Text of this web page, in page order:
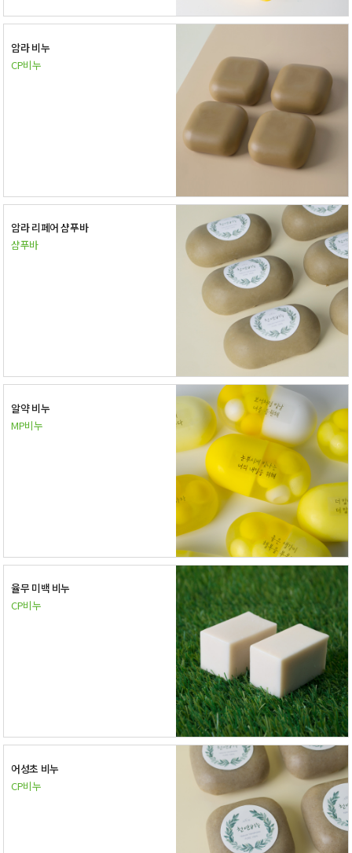
암라 비누
CP비누
암라 리페어 샴푸바
샴푸바
알약 비누
MP비누
율무 미백 비누
CP비누
어성초 비누
CP비누